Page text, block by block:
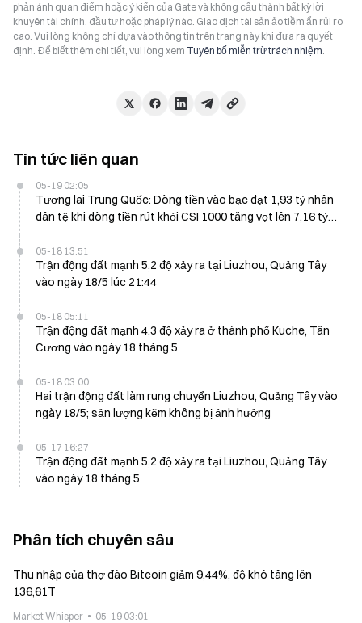
phản ánh quan điểm hoặc ý kiến của Gate và không cấu thành bất kỳ lời
khuyên tài chính, đầu tư hoặc pháp lý nào. Giao dịch tài sản ảo tiềm ẩn rủi ro
cao. Vui lòng không chỉ dựa vào thông tin trên trang này khi đưa ra quyết
định. Để biết thêm chi tiết, vui lòng xem Tuyên bố miễn trừ trách nhiệm.
Tin tức liên quan
05-19 02:05
Tương lai Trung Quốc: Dòng tiền vào bạc đạt 1,93 tỷ nhân
dân tệ khi dòng tiền rút khỏi CSI 1000 tăng vọt lên 7,16 tỷ
05-18 13:51
Trận động đất mạnh 5,2 độ xảy ra tại Liuzhou, Quảng Tây
vào ngày 18/5 lúc 21:44
05-18 05:11
Trận động đất mạnh 4,3 độ xảy ra ở thành phố Kuche, Tân
Cương vào ngày 18 tháng 5
05-18 03:00
Hai trận động đất làm rung chuyển Liuzhou, Quảng Tây vào
ngày 18/5; sản lượng kẽm không bị ảnh hưởng
05-17 16:27
Trận động đất mạnh 5,2 độ xảy ra tại Liuzhou, Quảng Tây
vào ngày 18 tháng 5
Phân tích chuyên sâu
Thu nhập của thợ đào Bitcoin giảm 9,44%, độ khó tăng lên
136,61T
Market Whisper 05-19 03:01